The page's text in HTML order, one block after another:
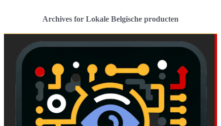
Archives for Lokale Belgische producten